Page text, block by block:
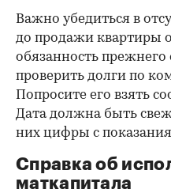
Важно убедиться в
до продажи квартиры
обязанность прежнего
проверить долги по
Попросите его взять
Дата должна быть
них цифры с
Справка об
маткапитала